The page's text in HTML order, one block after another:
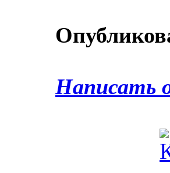
Написать